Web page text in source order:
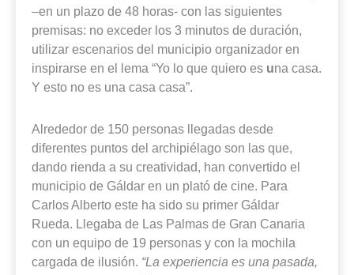
–en un plazo de 48 horas- con las siguientes
premisas: no exceder los 3 minutos de duración,
utilizar escenarios del municipio organizador en
inspirarse en el lema “Yo lo que quiero es una casa.
Y esto no es una casa casa”.
Alrededor de 150 personas llegadas desde
diferentes puntos del archipiélago son las que,
dando rienda a su creatividad, han convertido el
municipio de Gáldar en un plató de cine. Para
Carlos Alberto este ha sido su primer Gáldar
Rueda. Llegaba de Las Palmas de Gran Canaria
con un equipo de 19 personas y con la mochila
cargada de ilusión. “La experiencia es una pasada,